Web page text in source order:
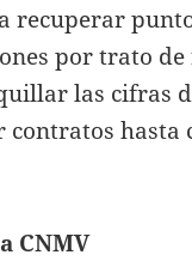
recuperar
por trato
las cifras
contratos hasta
CNMV